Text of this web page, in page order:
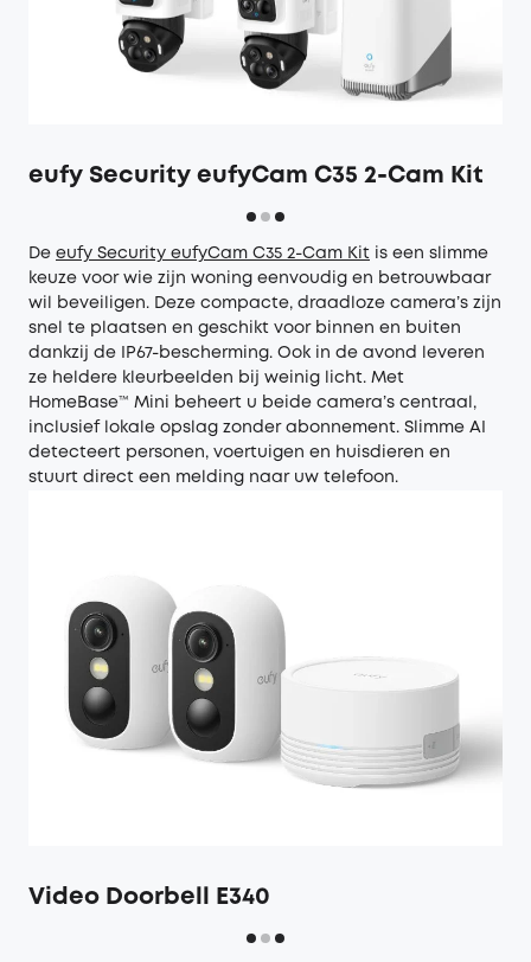
eufy Security eufyCam C35 2-Cam Kit
De eufy Security eufyCam C35 2-Cam Kit is een slimme
keuze voor wie zijn woning eenvoudig en betrouwbaar
wil beveiligen. Deze compacte, draadloze camera’s zijn
snel te plaatsen en geschikt voor binnen en buiten
dankzij de IP67-bescherming. Ook in de avond leveren
ze heldere kleurbeelden bij weinig licht. Met
HomeBase™ Mini beheert u beide camera’s centraal,
inclusief lokale opslag zonder abonnement. Slimme AI
detecteert personen, voertuigen en huisdieren en
stuurt direct een melding naar uw telefoon.
Video Doorbell E340